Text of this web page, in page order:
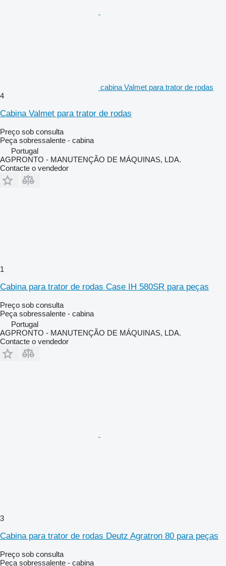
cabina Valmet para trator de rodas
4
Cabina Valmet para trator de rodas
Preço sob consulta
Peça sobressalente - cabina
Portugal
AGPRONTO - MANUTENÇÃO DE MÁQUINAS, LDA.
Contacte o vendedor
1
Cabina para trator de rodas Case IH 580SR para peças
Preço sob consulta
Peça sobressalente - cabina
Portugal
AGPRONTO - MANUTENÇÃO DE MÁQUINAS, LDA.
Contacte o vendedor
3
Cabina para trator de rodas Deutz Agratron 80 para peças
Preço sob consulta
Peça sobressalente - cabina